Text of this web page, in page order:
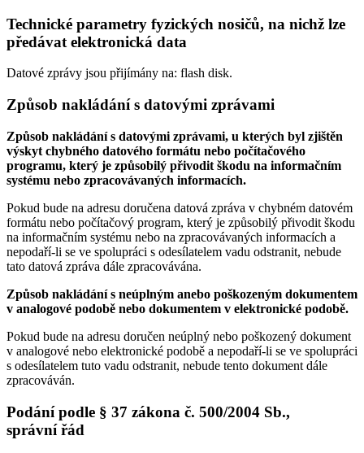
Technické parametry fyzických nosičů, na nichž lze
předávat elektronická data
Datové zprávy jsou přijímány na: flash disk.
Způsob nakládání s datovými zprávami
Způsob nakládání s datovými zprávami, u kterých byl zjištěn
výskyt chybného datového formátu nebo počítačového
programu, který je způsobilý přivodit škodu na informačním
systému nebo zpracovávaných informacích.
Pokud bude na adresu doručena datová zpráva v chybném datovém
formátu nebo počítačový program, který je způsobilý přivodit škodu
na informačním systému nebo na zpracovávaných informacích a
nepodaří-li se ve spolupráci s odesílatelem vadu odstranit, nebude
tato datová zpráva dále zpracovávána.
Způsob nakládání s neúplným anebo poškozeným dokumentem
v analogové podobě nebo dokumentem v elektronické podobě.
Pokud bude na adresu doručen neúplný nebo poškozený dokument
v analogové nebo elektronické podobě a nepodaří-li se ve spolupráci
s odesílatelem tuto vadu odstranit, nebude tento dokument dále
zpracováván.
Podání podle § 37 zákona č. 500/2004 Sb.,
správní řád